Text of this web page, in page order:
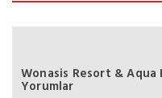
Wonasis Resort & Aqua
Yorumlar